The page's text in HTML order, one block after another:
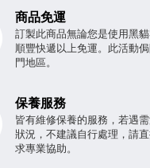
商品免運
訂製此商品無論您是使用黑貓
順豐快遞以上免運。此活動
門地區。
保養服務
皆有維修保養的服務，若遇
狀況，不建議自行處理，請
求專業協助。